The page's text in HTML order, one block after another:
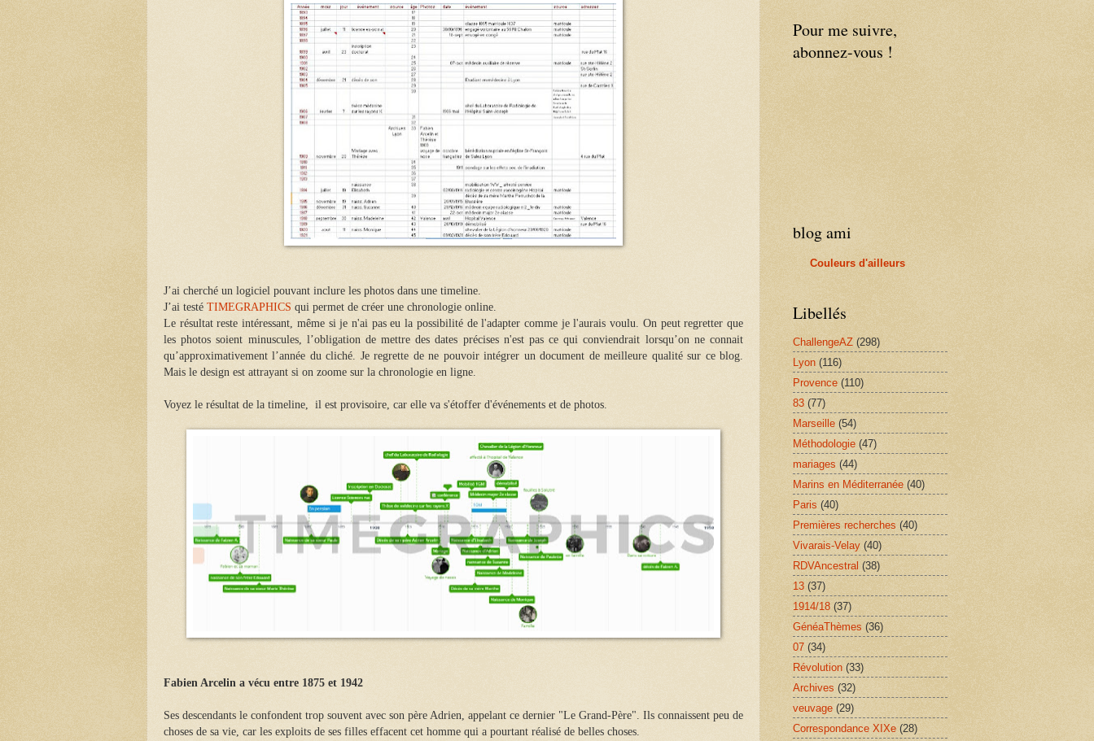
J’ai cherché un logiciel pouvant inclure les photos dans une timeline.
J’ai testé TIMEGRAPHICS qui permet de créer une chronologie online.
Le résultat reste intéressant, même si je n'ai pas eu la possibilité de l'adapter comme je l'aurais voulu. On peut regretter que
les photos soient minuscules, l’obligation de mettre des dates précises n'est pas ce qui conviendrait lorsqu’on ne connait
qu’approximativement l’année du cliché. Je regrette de ne pouvoir intégrer un document de meilleure qualité sur ce blog.
Mais le design est attrayant si on zoome sur la chronologie en ligne.
Voyez le résultat de la timeline, il est provisoire, car elle va s'étoffer d'événements et de photos.
Fabien Arcelin a vécu entre 1875 et 1942
Ses descendants le confondent trop souvent avec son père Adrien, appelant ce dernier "Le Grand-Père". Ils connaissent peu de
choses de sa vie, car les exploits de ses filles effacent cet homme qui a pourtant réalisé de belles choses.
Pour me suivre,
abonnez-vous !
blog ami
Couleurs d'ailleurs
Libellés
ChallengeAZ (298)
Lyon (116)
Provence (110)
83 (77)
Marseille (54)
Méthodologie (47)
mariages (44)
Marins en Méditerranée (40)
Paris (40)
Premières recherches (40)
Vivarais-Velay (40)
RDVAncestral (38)
13 (37)
1914/18 (37)
GénéaThèmes (36)
07 (34)
Révolution (33)
Archives (32)
veuvage (29)
Correspondance XIXe (28)